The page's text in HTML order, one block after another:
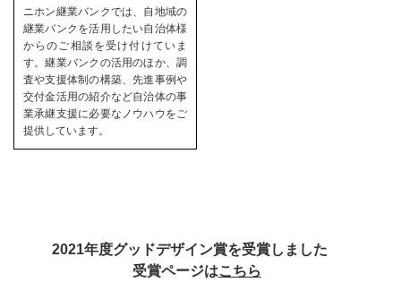
ニホン継業バンクでは、自地域の
継業バンクを活用したい自治体様
からのご相談を受け付けていま
す。継業バンクの活用のほか、調
査や支援体制の構築、先進事例や
交付金活用の紹介など自治体の事
業承継支援に必要なノウハウをご
提供しています。
2021年度グッドデザイン賞を受賞しました
受賞ページはこちら